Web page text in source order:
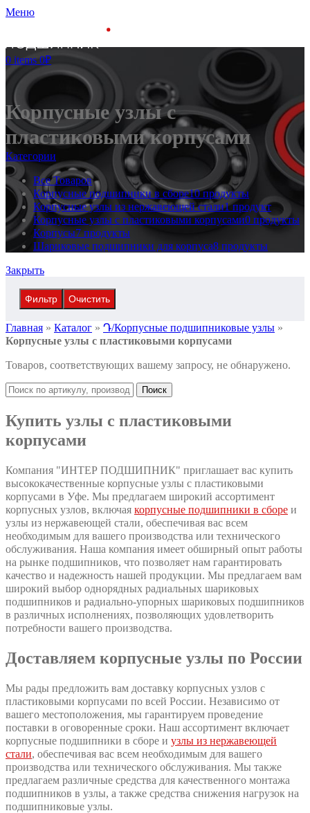
Меню
0 items 0₽
Корпусные узлы с
пластиковыми корпусами
Категории
ВсеТоваров
Корпусные подшипники в сборе10 продукты
Корпусные узлы из нержавеющей стали1 продукт
Корпусные узлы с пластиковыми корпусами0 продукты
Корпусы7 продукты
Шариковые подшипники для корпуса8 продукты
Закрыть
Фильтр Очистить
Главная » Каталог » Դ/Корпусные подшипниковые узлы »
Корпусные узлы с пластиковыми корпусами
Товаров, соответствующих вашему запросу, не обнаружено.
Поиск
Купить узлы с пластиковыми
корпусами
Компания "ИНТЕР ПОДШИПНИК" приглашает вас купить
высококачественные корпусные узлы с пластиковыми
корпусами в Уфе. Мы предлагаем широкий ассортимент
корпусных узлов, включая корпусные подшипники в сборе и
узлы из нержавеющей стали, обеспечивая вас всем
необходимым для вашего производства или технического
обслуживания. Наша компания имеет обширный опыт работы
на рынке подшипников, что позволяет нам гарантировать
качество и надежность нашей продукции. Мы предлагаем вам
широкий выбор однорядных радиальных шариковых
подшипников и радиально-упорных шариковых подшипников
в различных исполнениях, позволяющих удовлетворить
потребности вашего производства.
Доставляем корпусные узлы по России
Мы рады предложить вам доставку корпусных узлов с
пластиковыми корпусами по всей России. Независимо от
вашего местоположения, мы гарантируем проведение
поставки в оговоренные сроки. Наш ассортимент включает
корпусные подшипники в сборе и узлы из нержавеющей
стали, обеспечивая вас всем необходимым для вашего
производства или технического обслуживания. Мы также
предлагаем различные средства для качественного монтажа
подшипников в узлы, а также средства снижения нагрузок на
подшипниковые узлы.